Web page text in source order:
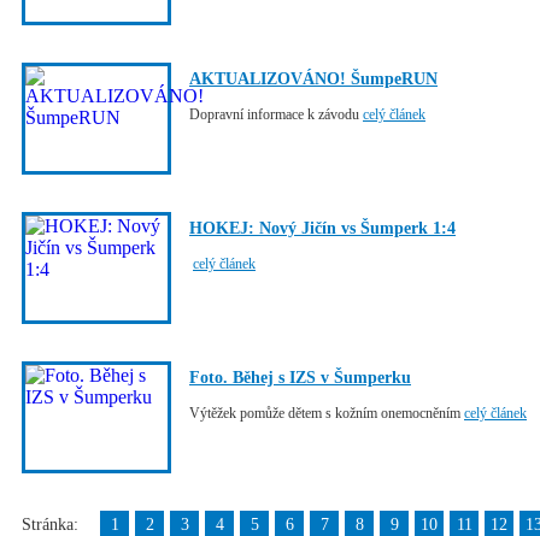
AKTUALIZOVÁNO! ŠumpeRUN
Dopravní informace k závodu celý článek
HOKEJ: Nový Jičín vs Šumperk 1:4
celý článek
Foto. Běhej s IZS v Šumperku
Výtěžek pomůže dětem s kožním onemocněním celý článek
Stránka: 1 2 3 4 5 6 7 8 9 10 11 12